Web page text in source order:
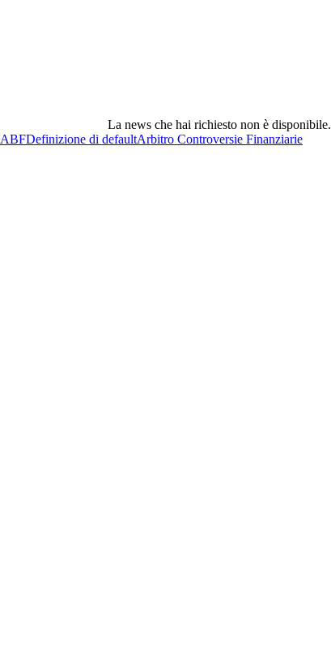
La news che hai richiesto non è disponibile.
ABFDefinizione di defaultArbitro Controversie Finanziarie